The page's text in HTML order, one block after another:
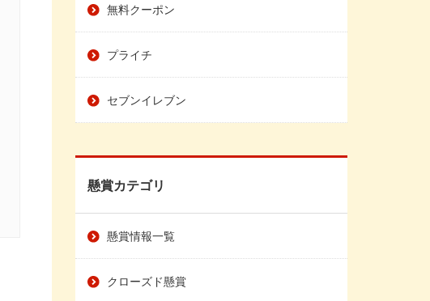
無料クーポン
プライチ
セブンイレブン
懸賞カテゴリ
懸賞情報一覧
クローズド懸賞